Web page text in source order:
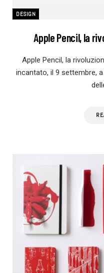
DESIGN
Apple Pencil, la
Apple Pencil, la
incantato, il 9 settembre,